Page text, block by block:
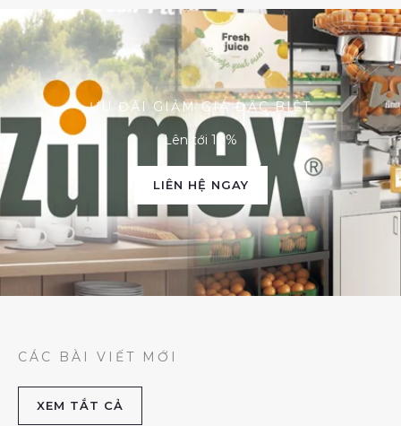
ƯU ĐÃI GIẢM GIÁ ĐẶC BIỆT
Lên tới 10%
LIÊN HỆ NGAY
CÁC BÀI VIẾT MỚI
XEM TẮT CẢ